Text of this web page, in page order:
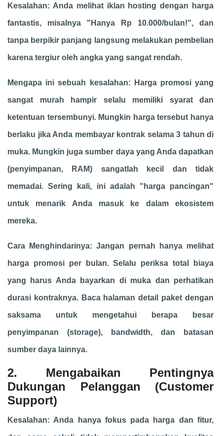
Kesalahan: Anda melihat iklan hosting dengan harga
fantastis, misalnya "Hanya Rp 10.000/bulan!", dan
tanpa berpikir panjang langsung melakukan pembelian
karena tergiur oleh angka yang sangat rendah.
Mengapa ini sebuah kesalahan: Harga promosi yang
sangat murah hampir selalu memiliki syarat dan
ketentuan tersembunyi. Mungkin harga tersebut hanya
berlaku jika Anda membayar kontrak selama 3 tahun di
muka. Mungkin juga sumber daya yang Anda dapatkan
(penyimpanan, RAM) sangatlah kecil dan tidak
memadai. Sering kali, ini adalah "harga pancingan"
untuk menarik Anda masuk ke dalam ekosistem
mereka.
Cara Menghindarinya: Jangan pernah hanya melihat
harga promosi per bulan. Selalu periksa total biaya
yang harus Anda bayarkan di muka dan perhatikan
durasi kontraknya. Baca halaman detail paket dengan
saksama untuk mengetahui berapa besar
penyimpanan (storage), bandwidth, dan batasan
sumber daya lainnya.
2. Mengabaikan Pentingnya
Dukungan Pelanggan (Customer
Support)
Kesalahan: Anda hanya fokus pada harga dan fitur,